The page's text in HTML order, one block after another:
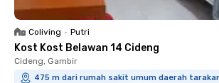
Coliving • Putri
Kost Kost Belawan 14 Cideng
Cideng, Gambir
475 m dari rumah sakit umum daerah